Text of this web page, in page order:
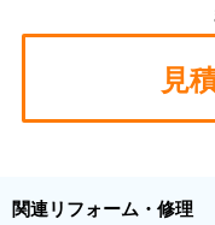
見
関連リフォーム・修理